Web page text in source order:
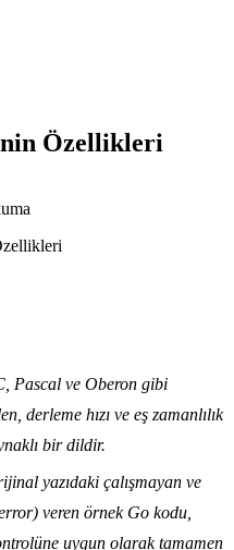
Özellikleri
Pascal ve Oberon gibi
derleme hızı ve eş zamanlılık
bir dildir.
yazıdaki çalışmayan ve
veren örnek Go kodu,
uygun olarak tamamen